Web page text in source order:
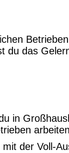
du das
in
der Voll-